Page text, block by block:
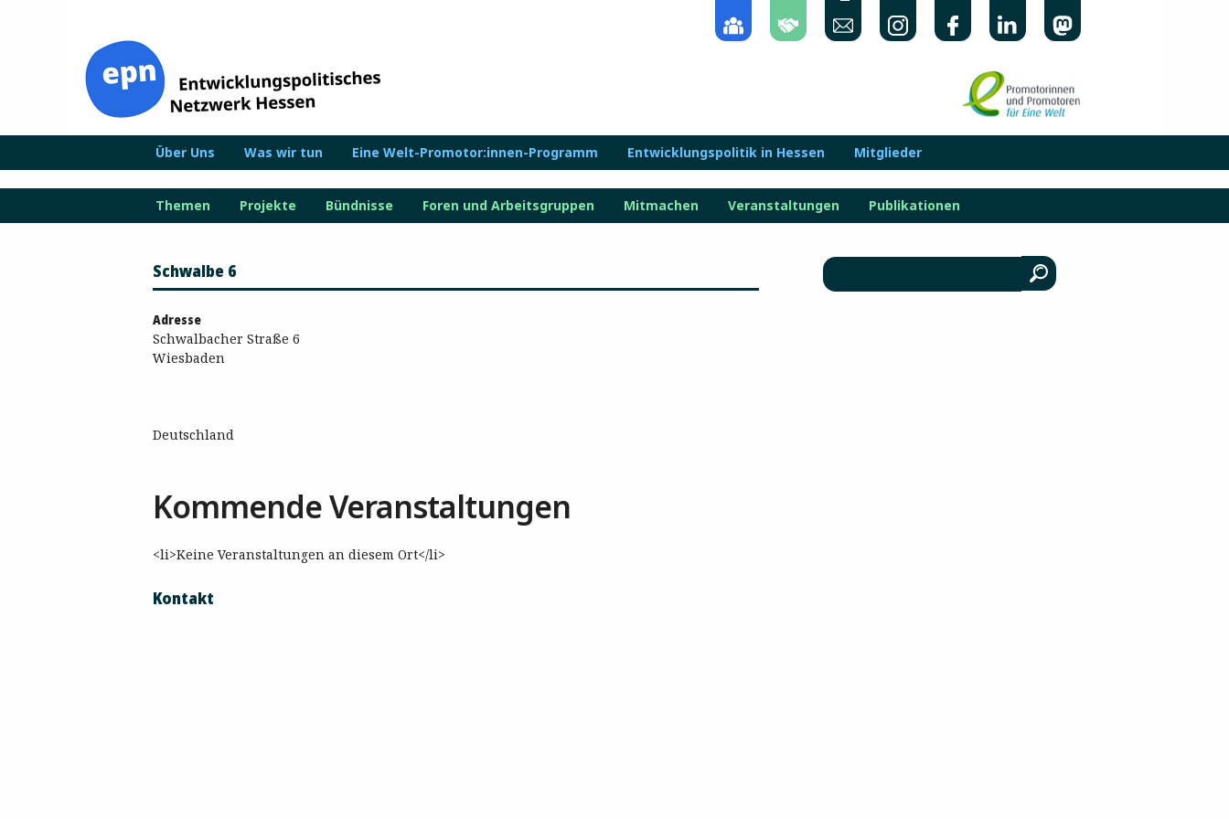
Über Uns Was wir tun Eine Welt-Promotor:innen-Programm Entwicklungspolitik in Hessen Mitglieder
Themen Projekte Bündnisse Foren und Arbeitsgruppen Mitmachen Veranstaltungen Publikationen
Schwalbe 6
Adresse
Schwalbacher Straße 6
Wiesbaden
Deutschland
Kommende Veranstaltungen
<li>Keine Veranstaltungen an diesem Ort</li>
Kontakt